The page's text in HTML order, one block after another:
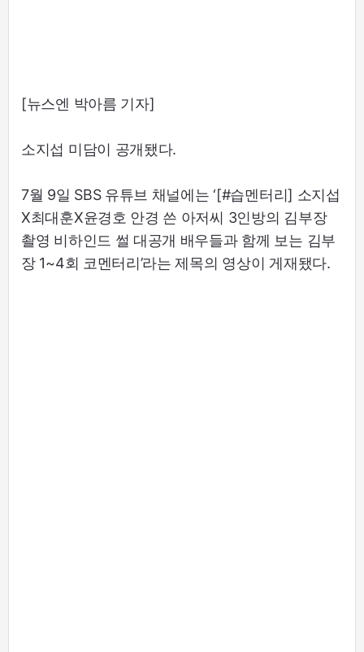
[뉴스엔 박아름 기자]
소지섭 미담이 공개됐다.
7월 9일 SBS 유튜브 채널에는 ‘[#습멘터리] 소지섭
X최대훈X윤경호 안경 쓴 아저씨 3인방의 김부장
촬영 비하인드 썰 대공개 배우들과 함께 보는 김부
장 1~4회 코멘터리’라는 제목의 영상이 게재됐다.